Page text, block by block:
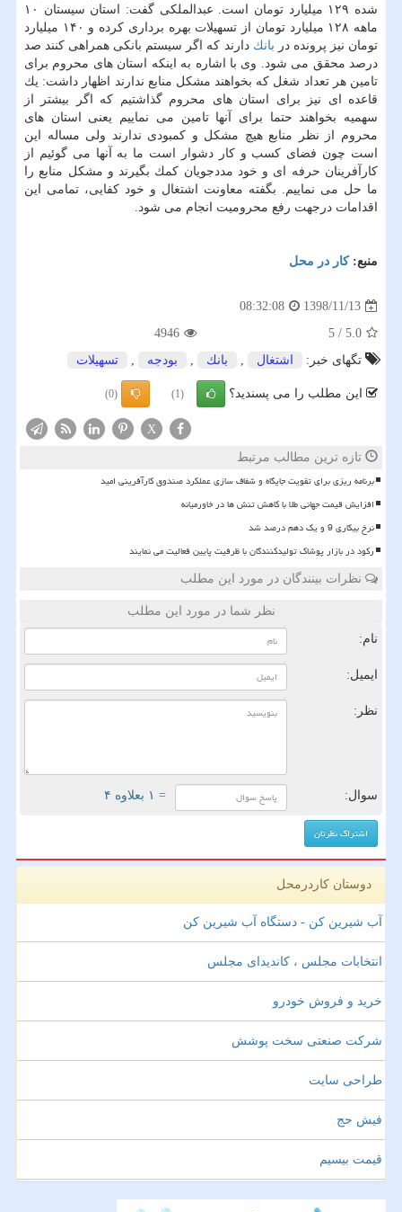
شده ۱۲۹ میلیارد تومان است. عبدالملكی گفت: استان سیستان ۱۰
ماهه ۱۲۸ میلیارد تومان از تسهیلات بهره برداری كرده و ۱۴۰ میلیارد
تومان نیز پرونده در بانك دارند كه اگر سیستم بانكی همراهی كنند صد
درصد محقق می شود. وی با اشاره به اینكه استان های محروم برای
تامین هر تعداد شغل كه بخواهند مشكل منابع ندارند اظهار داشت: یك
قاعده ای نیز برای استان های محروم گذاشتیم كه اگر بیشتر از
سهمیه بخواهند حتما برای آنها تامین می نماییم یعنی استان های
محروم از نظر منابع هیچ مشكل و كمبودی ندارند ولی مساله این
است چون فضای كسب و كار دشوار است ما به آنها می گوئیم از
كارآفرینان حرفه ای و خود مددجویان كمك بگیرند و مشكل منابع را
ما حل می نماییم. بگفته معاونت اشتغال و خود كفایی، تمامی این
اقدامات درجهت رفع محرومیت انجام می شود.
منبع:كار در محل
1398/11/13
08:32:08
5.0
/
5
4946
تگهای خبر:
اشتغال , بانك , بودجه , تسهیلات
این مطلب را می پسندید؟ (1)
(0)
X
تازه ترین مطالب مرتبط
برنامه ریزی برای تقویت جایگاه و شفاف سازی عملکرد صندوق کارآفرینی امید
افزایش قیمت جهانی طلا با کاهش تنش ها در خاورمیانه
نرخ بیکاری 9 و یک دهم درصد شد
رکود در بازار پوشاک تولیدکنندگان با ظرفیت پایین فعالیت می نمایند
نظرات بینندگان در مورد این مطلب
نظر شما در مورد این مطلب
نام:
ایمیل:
نظر:
سوال: = ۱ بعلاوه ۴
دوستان کاردرمحل
آب شیرین کن - دستگاه آب شیرین کن
انتخابات مجلس ، کاندیدای مجلس
خرید و فروش خودرو
شرکت صنعتی سخت پوشش
طراحی سایت
فیش حج
قیمت بیسیم